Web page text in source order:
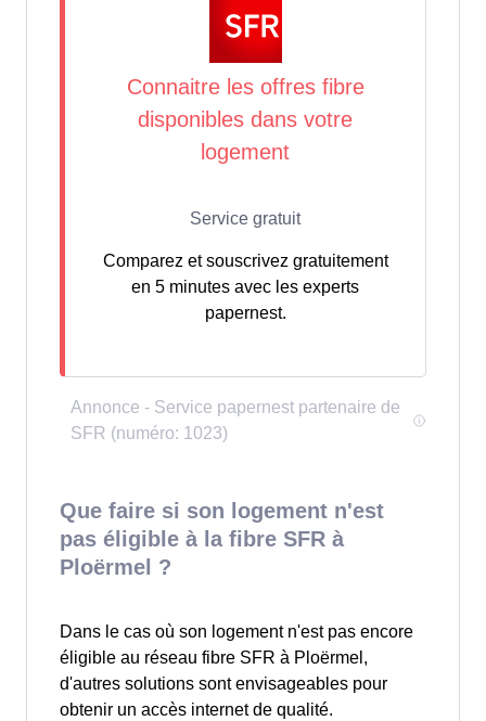
Comparez et souscrivez gratuitement
en 5 minutes avec les experts
papernest.
Que faire si son logement n'est
pas éligible à la fibre SFR à
Ploërmel ?
Dans le cas où son logement n'est pas encore
éligible au réseau fibre SFR à Ploërmel,
d'autres solutions sont envisageables pour
obtenir un accès internet de qualité.